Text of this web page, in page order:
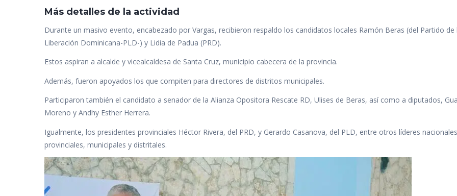
Más detalles de la actividad
Durante un masivo evento, encabezado por Vargas, recibieron respaldo los candidatos locales Ramón Beras (del Partido de
Liberación Dominicana-PLD-) y Lidia de Padua (PRD).
Estos aspiran a alcalde y vicealcaldesa de Santa Cruz, municipio cabecera de la provincia.
Además, fueron apoyados los que compiten para directores de distritos municipales.
Participaron también el candidato a senador de la Alianza Opositora Rescate RD, Ulises de Beras, así como a diputados,
Moreno y Andhy Esther Herrera.
Igualmente, los presidentes provinciales Héctor Rivera, del PRD, y Gerardo Casanova, del PLD, entre otros líderes
provinciales, municipales y distritales.